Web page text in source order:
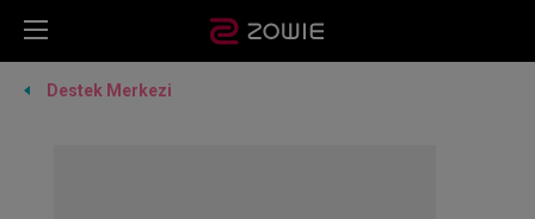
Destek Merkezi